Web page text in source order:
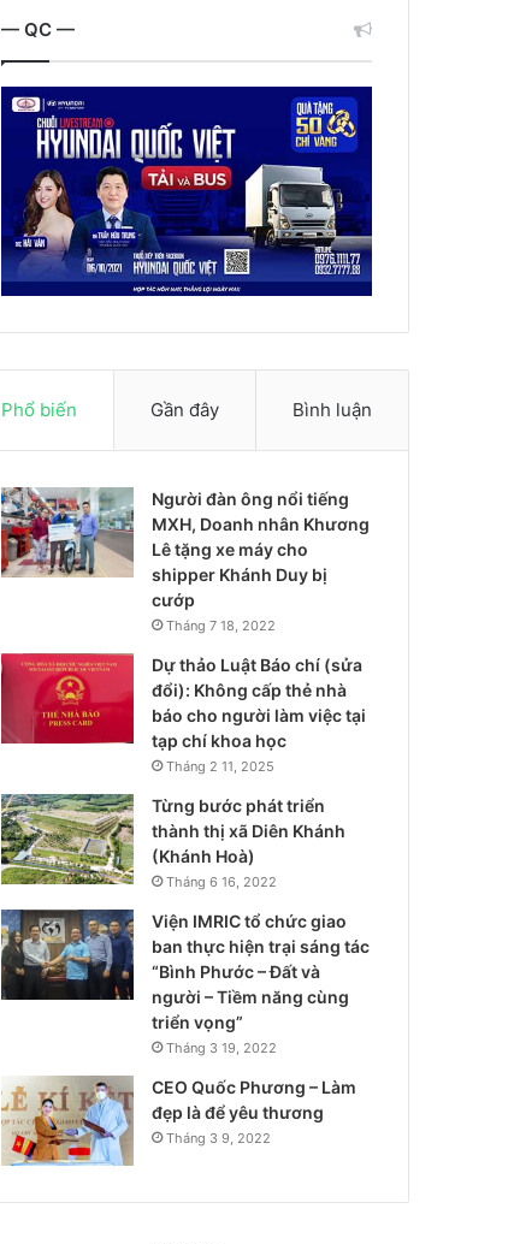
— QC —
Phổ biến Gần đây Bình luận
Người đàn ông nổi tiếng
MXH, Doanh nhân Khương
Lê tặng xe máy cho
shipper Khánh Duy bị
cướp
Tháng 7 18, 2022
Dự thảo Luật Báo chí (sửa
đổi): Không cấp thẻ nhà
báo cho người làm việc tại
tạp chí khoa học
Tháng 2 11, 2025
Từng bước phát triển
thành thị xã Diên Khánh
(Khánh Hoà)
Tháng 6 16, 2022
Viện IMRIC tổ chức giao
ban thực hiện trại sáng tác
“Bình Phước – Đất và
người – Tiềm năng cùng
triển vọng”
Tháng 3 19, 2022
CEO Quốc Phương – Làm
đẹp là để yêu thương
Tháng 3 9, 2022